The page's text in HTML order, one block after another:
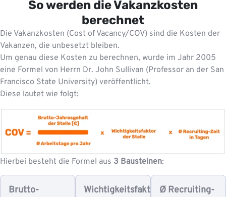
So werden die Vakanzkosten
berechnet
Die Vakanzkosten (Cost of Vacancy/COV) sind die Kosten der
Vakanzen, die unbesetzt bleiben.
Um genau diese Kosten zu berechnen, wurde im Jahr 2005
eine Formel von Herrn Dr. John Sullivan (Professor an der San
Francisco State University) veröffentlicht.
Diese lautet wie folgt:
Hierbei besteht die Formel aus 3 Bausteinen:
Brutto-
Wichtigkeitsfaktor Ø Recruiting-